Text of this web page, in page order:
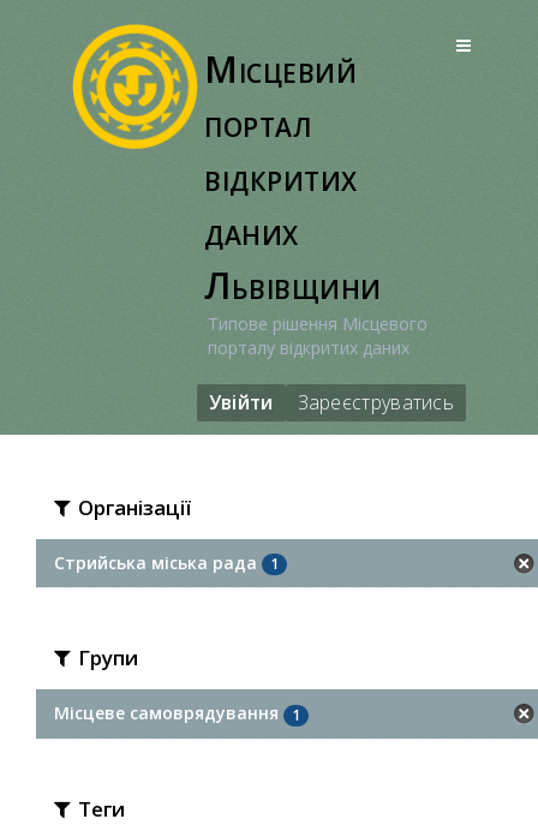
Місцевий
портал
відкритих
даних
Львівщини
Типове рішення Місцевого
порталу відкритих даних
Увійти Зареєструватись
Організації
Стрийська міська рада 1
Групи
Місцеве самоврядування 1
Теги